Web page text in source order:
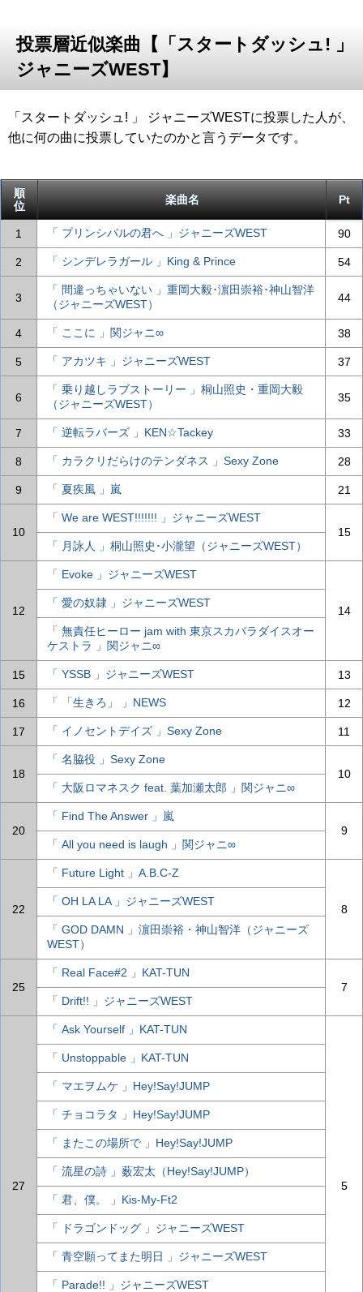
投票層近似楽曲【「スタートダッシュ! 」
ジャニーズWEST】
「スタートダッシュ! 」 ジャニーズWESTに投票した人が、
他に何の曲に投票していたのかと言うデータです。
順
位
楽曲名 Pt
1 「 プリンシパルの君へ 」ジャニーズWEST 90
2 「 シンデレラガール 」King & Prince 54
3
「 間違っちゃいない 」重岡大毅･濵田崇裕･神山智洋
（ジャニーズWEST）
44
4 「 ここに 」関ジャニ∞ 38
5 「 アカツキ 」ジャニーズWEST 37
6
「 乗り越しラブストーリー 」桐山照史・重岡大毅
（ジャニーズWEST）
35
7 「 逆転ラバーズ 」KEN☆Tackey 33
8 「 カラクリだらけのテンダネス 」Sexy Zone 28
9 「 夏疾風 」嵐 21
10
「 We are WEST!!!!!!! 」ジャニーズWEST
15
「 月詠人 」桐山照史･小瀧望（ジャニーズWEST）
12
「 Evoke 」ジャニーズWEST
14
「 愛の奴隷 」ジャニーズWEST
「 無責任ヒーロー jam with 東京スカパラダイスオー
ケストラ 」関ジャニ∞
15 「 YSSB 」ジャニーズWEST 13
16 「 「生きろ」 」NEWS 12
17 「 イノセントデイズ 」Sexy Zone 11
18
「 名脇役 」Sexy Zone
10
「 大阪ロマネスク feat. 葉加瀬太郎 」関ジャニ∞
20
「 Find The Answer 」嵐
9
「 All you need is laugh 」関ジャニ∞
22
「 Future Light 」A.B.C-Z
8
「 OH LA LA 」ジャニーズWEST
「 GOD DAMN 」濵田崇裕・神山智洋（ジャニーズ
WEST）
25
「 Real Face#2 」KAT-TUN
7
「 Drift!! 」ジャニーズWEST
27
「 Ask Yourself 」KAT-TUN
5
「 Unstoppable 」KAT-TUN
「 マエヲムケ 」Hey!Say!JUMP
「 チョコラタ 」Hey!Say!JUMP
「 またこの場所で 」Hey!Say!JUMP
「 流星の詩 」薮宏太（Hey!Say!JUMP）
「 君、僕。 」Kis-My-Ft2
「 ドラゴンドッグ 」ジャニーズWEST
「 青空願ってまた明日 」ジャニーズWEST
「 Parade!! 」ジャニーズWEST